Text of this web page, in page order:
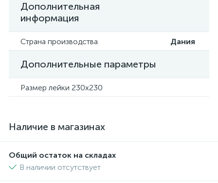
Дополнительная
информация
Страна производства Дания
Дополнительные параметры
Размер лейки 230x230
Наличие в магазинах
Общий остаток на складах
В наличии отсутствует